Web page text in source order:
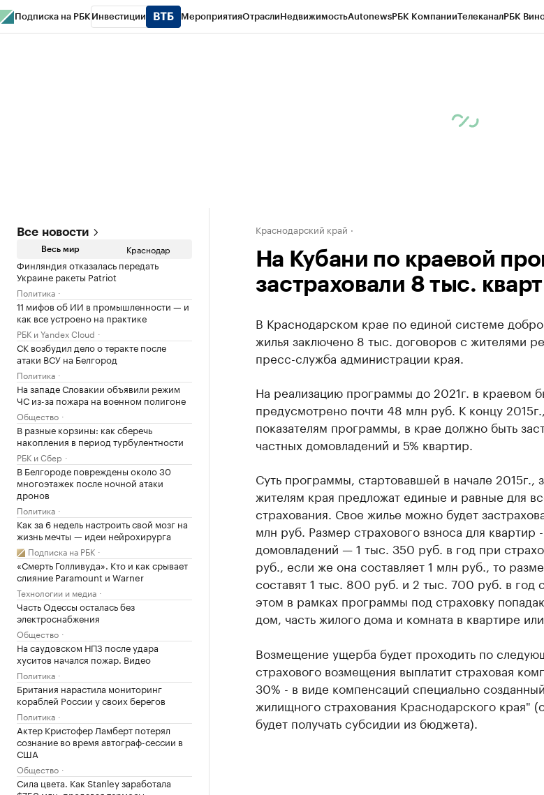
Подписка на РБК Инвестиции МероприятияОтраслиНедвижимостьAutonewsРБК КомпанииТелеканалРБК
Все новости
Весь мир Краснодар
Финляндия отказалась передать
Украине ракеты Patriot
Политика
11 мифов об ИИ в промышленности — и
как все устроено на практике
РБК и Yandex Cloud
СК возбудил дело о теракте после
атаки ВСУ на Белгород
Политика
На западе Словакии объявили режим
ЧС из-за пожара на военном полигоне
Общество
В разные корзины: как сберечь
накопления в период турбулентности
РБК и Сбер
В Белгороде повреждены около 30
многоэтажек после ночной атаки
дронов
Политика
Как за 6 недель настроить свой мозг на
жизнь мечты — идеи нейрохирурга
Подписка на РБК
«Смерть Голливуда». Кто и как срывает
слияние Paramount и Warner
Технологии и медиа
Часть Одессы осталась без
электроснабжения
Общество
На саудовском НПЗ после удара
хуситов начался пожар. Видео
Политика
Британия нарастила мониторинг
кораблей России у своих берегов
Политика
Актер Кристофер Ламберт потерял
сознание во время автограф-сессии в
США
Общество
Сила цвета. Как Stanley заработала
Краснодарский край
На Кубани по краевой
застраховали 8 тыс.
В Краснодарском крае по единой системе
жилья заключено 8 тыс. договоров с жителями
пресс-служба администрации края.
На реализацию программы до 2021г. в краевом
предусмотрено почти 48 млн руб. К концу
показателям программы, в крае должно быть
частных домовладений и 5% квартир.
Суть программы, стартовавшей в начале 2015г.,
жителям края предложат единые и равные для
страхования. Свое жилье можно будет
млн руб. Размер страхового взноса для квартир
домовладений — 1 тыс. 350 руб. в год при
руб., если же она составляет 1 млн руб., то
составят 1 тыс. 800 руб. и 2 тыс. 700 руб. в год
этом в рамках программы под страховку
дом, часть жилого дома и комната в квартире
Возмещение ущерба будет проходить по
страхового возмещения выплатит страховая
30% - в виде компенсаций специально
жилищного страхования Краснодарского края"
будет получать субсидии из бюджета).